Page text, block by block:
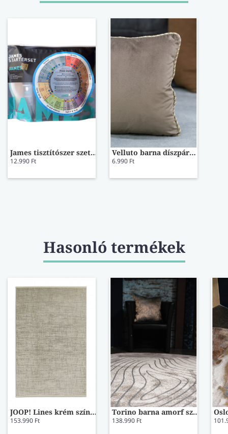
James tisztítószer szett szőnyegre/kárpitra
12.990 Ft
Velluto barna díszpárna huzat
6.990 Ft
Hasonló termékek
JOOP! Lines krém színű prémium szőnyeg 140x200
153.990 Ft
Torino barna amorf szőnyeg 41064/7131 200x290
138.990 Ft